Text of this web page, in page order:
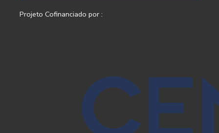
Projeto Cofinanciado por :